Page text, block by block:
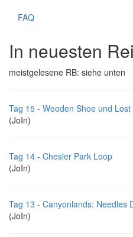
FAQ
In neuesten
meistgelesene RB: siehe unten
Tag 15 - Wooden Shoe und
(JoIn)
Tag 14 - Chesler Park Loop
(JoIn)
Tag 13 - Canyonlands: Needles
(JoIn)